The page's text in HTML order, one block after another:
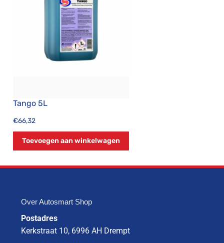
Tango 5L
€66,32
Toevoegen aan winkelwagen
Over Autosmart Shop
Postadres
Kerkstraat 10, 6996 AH Drempt